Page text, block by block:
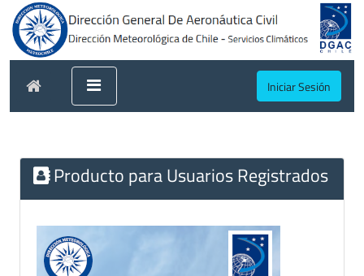
Iniciar Sesión
Producto para Usuarios Registrados